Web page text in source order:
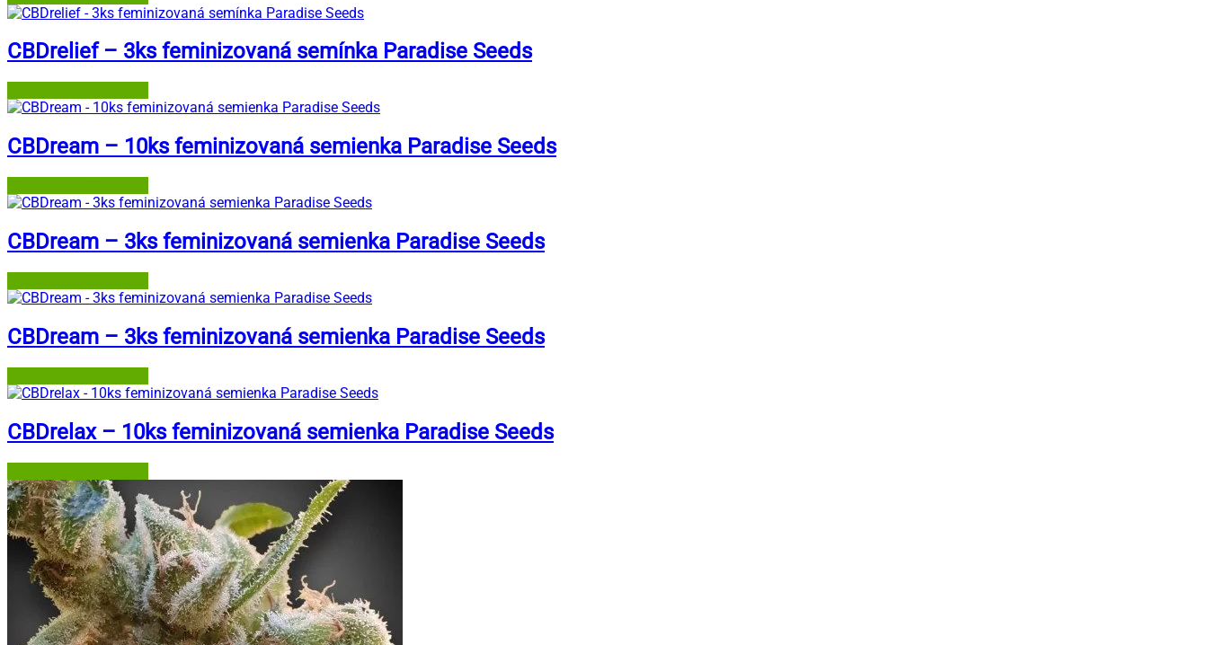
CBDrelief – 3ks feminizovaná semínka Paradise Seeds
CBDream – 10ks feminizovaná semienka Paradise Seeds
CBDream – 3ks feminizovaná semienka Paradise Seeds
CBDream – 3ks feminizovaná semienka Paradise Seeds
CBDrelax – 10ks feminizovaná semienka Paradise Seeds